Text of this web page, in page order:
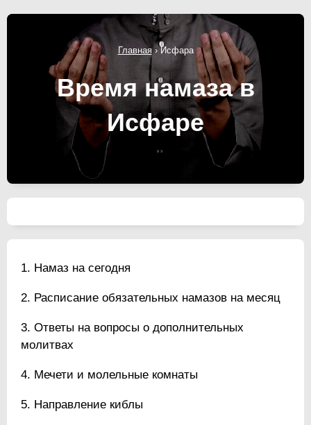
Главная›Исфара
Время намаза в
Исфаре
Намаз на сегодня
Расписание обязательных намазов на месяц
Ответы на вопросы о дополнительных
молитвах
Мечети и молельные комнаты
Направление киблы